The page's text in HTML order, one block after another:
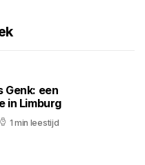
Genk: een
in Limburg
1 min leestijd